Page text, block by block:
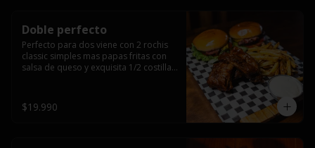
Doble perfecto
Perfecto para dos viene con 2 rochis
classic simples mas papas fritas con
salsa de queso y exquisita 1/2 costilla
$19.990